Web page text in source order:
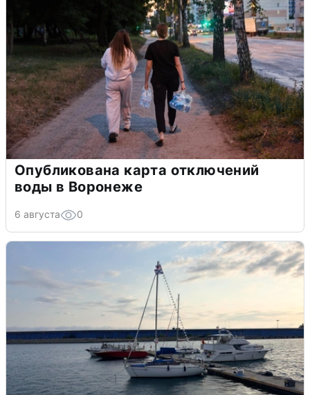
Опубликована карта отключений
воды в Воронеже
6 августа 0